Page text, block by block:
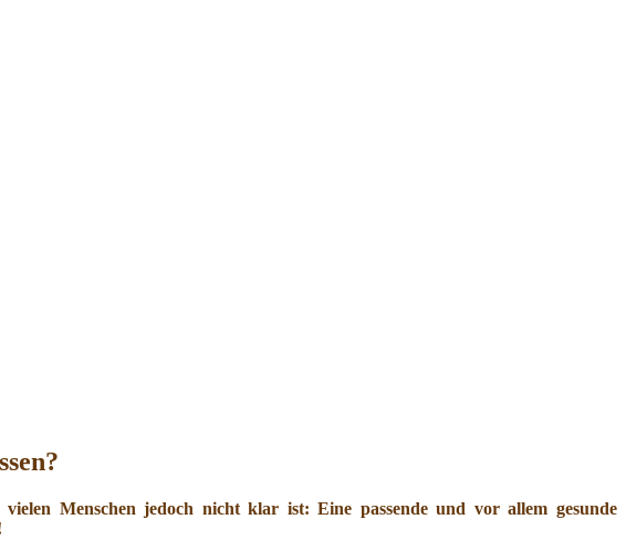
Menschen jedoch nicht klar ist: Eine passende und vor allem gesunde